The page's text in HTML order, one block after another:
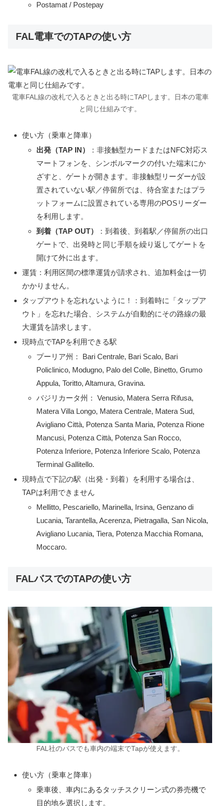
Postamat / Postepay
FAL電車でのTAPの使い方
電車FAL線の改札で入るときと出る時にTAPします。日本の電車
と同じ仕組みです。
使い方（乗車と降車）
出発（TAP IN）
：非接触型カードまたはNFC対応ス
マートフォンを、シンボルマークの付いた端末にか
ざすと、ゲートが開きます。非接触型リーダーが設
置されていない駅／停留所では、待合室またはプラ
ットフォームに設置されている専用のPOSリーダー
を利用します。
到着（TAP OUT）
：到着後、到着駅／停留所の出口
ゲートで、出発時と同じ手順を繰り返してゲートを
開けて外に出ます。
運賃：利用区間の標準運賃が請求され、追加料金は一切
かかりません。
タップアウトを忘れないように！：到着時に「タップア
ウト」を忘れた場合、システムが自動的にその路線の最
大運賃を請求します。
現時点でTAPを利用できる駅
プーリア州： Bari Centrale, Bari Scalo, Bari
Policlinico, Modugno, Palo del Colle, Binetto, Grumo
Appula, Toritto, Altamura, Gravina.
バジリカータ州： Venusio, Matera Serra Rifusa,
Matera Villa Longo, Matera Centrale, Matera Sud,
Avigliano Città, Potenza Santa Maria, Potenza Rione
Mancusi, Potenza Città, Potenza San Rocco,
Potenza Inferiore, Potenza Inferiore Scalo, Potenza
Terminal Gallitello.
現時点で下記の駅（出発・到着）を利用する場合は、
TAPは利用できません
Mellitto, Pescariello, Marinella, Irsina, Genzano di
Lucania, Tarantella, Acerenza, Pietragalla, San Nicola,
Avigliano Lucania, Tiera, Potenza Macchia Romana,
Moccaro.
FALバスでのTAPの使い方
FAL社のバスでも車内の端末でTapが使えます。
使い方（乗車と降車）
乗車後、車内にあるタッチスクリーン式の券売機で
目的地を選択します。